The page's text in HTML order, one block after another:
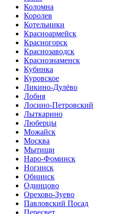
Коломна
Королев
Котельники
Красноармейск
Красногорск
Краснозаводск
Краснознаменск
Кубинка
Куровское
Ликино-Дулёво
Лобня
Лосино-Петровский
Лыткарино
Люберцы
Можайск
Москва
Мытищи
Наро-Фоминск
Ногинск
Обнинск
Одинцово
Орехово-Зуево
Павловский Посад
Пересвет